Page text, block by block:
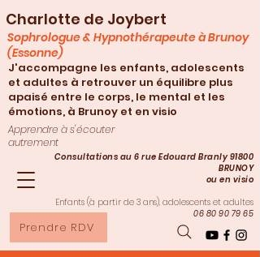
Charlotte de Joybert
Consultations au 6 rue Edouard Branly 91800
BRUNOY
ou en visio
Enfants (à partir de 3 ans), adolescents et adultes
06 80 90 79 65
Apprendre à s'écouter
autrement
Prendre RDV
Sophrologue & Hypnothérapeute à Brunoy
(Essonne)
J'accompagne les enfants, adolescents
et adultes à retrouver un équilibre plus
apaisé entre le corps, le mental et les
émotions, à Brunoy et en visio